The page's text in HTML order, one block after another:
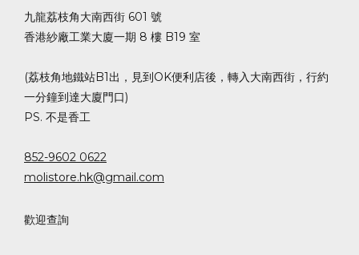
九龍荔枝角大南西街 601 號
香港紗廠工業大廈一期 8 樓 B19 室
(荔枝角地鐵站B1出，見到OK便利店後，轉入大南西街，行約
一分鐘到達大廈門口)
PS. 不是香工
852-9602 0622
molistore.hk@gmail.com
歡迎查詢